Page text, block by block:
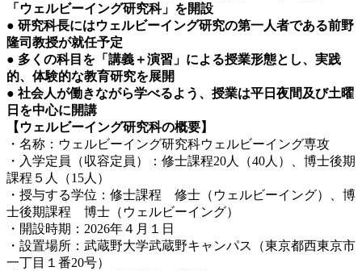
「ウェルビーイング研究科」を開設
● 研究科長にはウェルビーイング研究の第一人者である前野
隆司教授が就任予定
● 多くの科目を「講義＋演習」による授業形態とし、実践
的、体験的な教育研究を展開
● 社会人が働きながら学べるよう、授業は平日夜間及び土曜
日を中心に開講
【ウェルビーイング研究科の概要】
・名称：ウェルビーイング研究科ウェルビーイング専攻
・入学定員（収容定員）： 修士課程20人（40人）、博士後期
課程５人（15人）
・授与する学位： 修士課程 修士（ウェルビーイング）、博
士後期課程 博士（ウェルビーイング）
・開設時期：2026年４月１日
・設置場所：武蔵野大学武蔵野キャンパス（東京都西東京市
一丁目１番20号）